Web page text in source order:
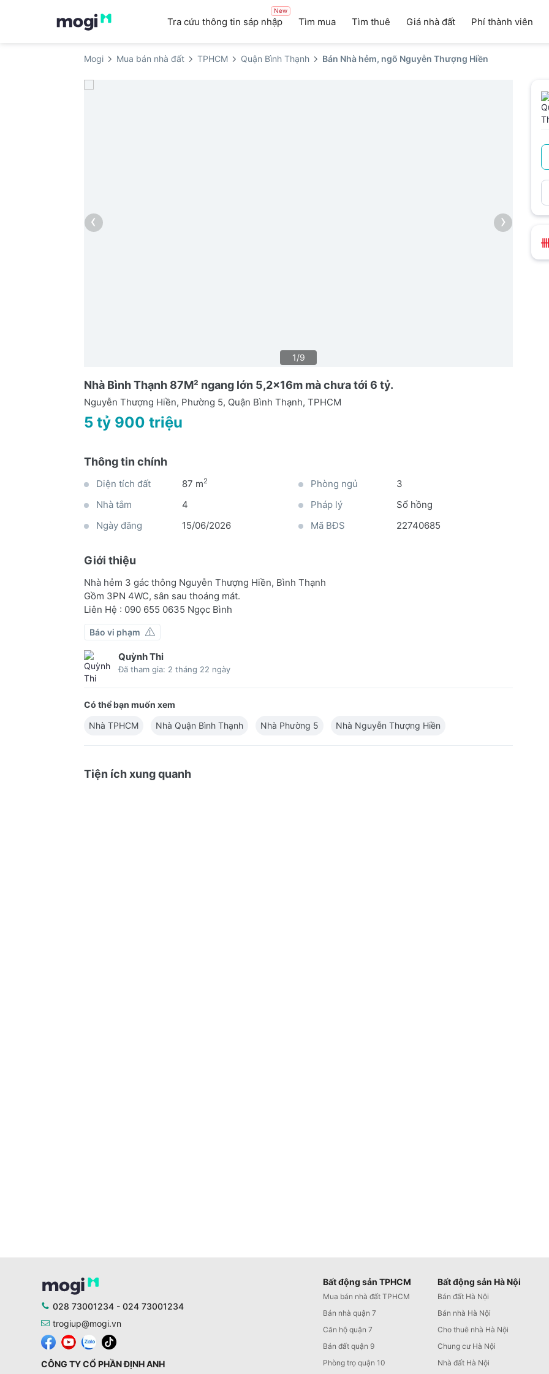
Tra cứu thông tin sáp nhập
New
Tìm mua Tìm thuê Giá nhà đất Phí thành viên
Mogi Mua bán nhà đất TPHCM Quận Bình Thạnh Bán Nhà hẻm, ngõ Nguyễn Thượng Hiền
‹ ›
1/9
Nhà Bình Thạnh 87M² ngang lớn 5,2x16m mà chưa tới 6 tỷ.
Nguyễn Thượng Hiền, Phường 5, Quận Bình Thạnh, TPHCM
5 tỷ 900 triệu
Thông tin chính
Diện tích đất 87 m2 Phòng ngủ
3
Nhà tắm
4 Pháp lý
Sổ hồng
Ngày đăng
15/06/2026 Mã BĐS 22740685
Giới thiệu
Nhà hẻm 3 gác thông Nguyễn Thượng Hiền, Bình Thạnh
Gồm 3PN 4WC, sân sau thoáng mát.
Liên Hệ : 090 655 0635 Ngọc Bình
Báo vi phạm
Quỳnh Thi
Đã tham gia: 2 tháng 22 ngày
Có thể bạn muốn xem
Nhà TPHCM
Nhà Quận Bình Thạnh Nhà Phường 5 Nhà Nguyễn Thượng Hiền
Tiện ích xung quanh
Bất động sản TPHCM
Mua bán nhà đất TPHCM
Bán nhà quận 7
Căn hộ quận 7
Bán đất quận 9
Phòng trọ quận 10
Bất động sản Hà Nội
Bán đất Hà Nội
Bán nhà Hà Nội
Cho thuê nhà Hà Nội
Chung cư Hà Nội
Nhà đất Hà Nội
028 73001234 - 024 73001234
trogiup@mogi.vn
CÔNG TY CỔ PHẦN ĐỊNH ANH